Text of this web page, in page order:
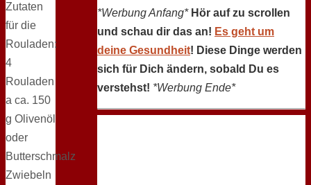
Zutaten
für die
Rouladen:
4
Rouladen
a ca. 150
g Olivenöl
oder
Butterschmalz
Zwiebeln
*Werbung Anfang* Hör auf zu scrollen
und schau dir das an! Es geht um
deine Gesundheit! Diese Dinge werden
sich für Dich ändern, sobald Du es
verstehst! *Werbung Ende*